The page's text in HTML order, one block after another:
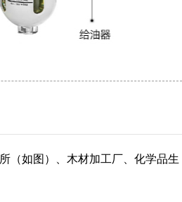
（如图）、木材加工厂、化学品生